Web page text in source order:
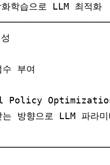
학습으로 LLM 최적화
부여
Policy
방향으로 LLM 파라